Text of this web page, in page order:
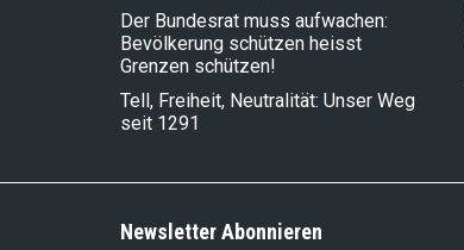
Der Bundesrat muss aufwachen:
Bevölkerung schützen heisst
Grenzen schützen!
Tell, Freiheit, Neutralität: Unser Weg
seit 1291
Newsletter Abonnieren